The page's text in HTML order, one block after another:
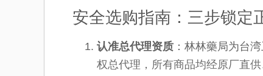
安全选购指南：三步锁定
认准总代理资质 ：林林藥局为台
权总代理，所有商品均经原厂直